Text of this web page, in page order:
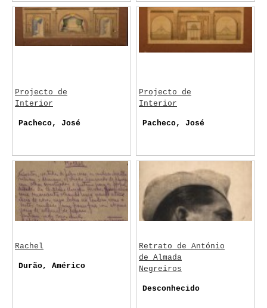
Projecto de
Interior
Pacheco, José
Projecto de
Interior
Pacheco, José
Rachel
Durão, Américo
Retrato de António
de Almada
Negreiros
Desconhecido